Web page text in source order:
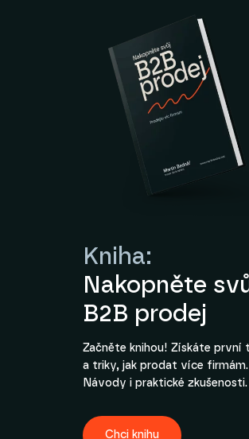
Kniha:
Nakopněte
B2B prodej
Začněte knihou! Získáte první
a triky, jak prodat více firmám.
Návody i praktické zkušenosti.
Chci knihu